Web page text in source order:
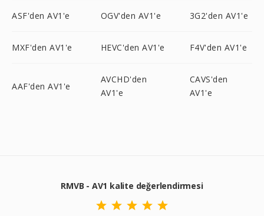
ASF'den AV1'e OGV'den AV1'e 3G2'den AV1'e
MXF'den AV1'e HEVC'den AV1'e F4V'den AV1'e
AAF'den AV1'e
AVCHD'den
AV1'e
CAVS'den
AV1'e
RMVB - AV1 kalite değerlendirmesi